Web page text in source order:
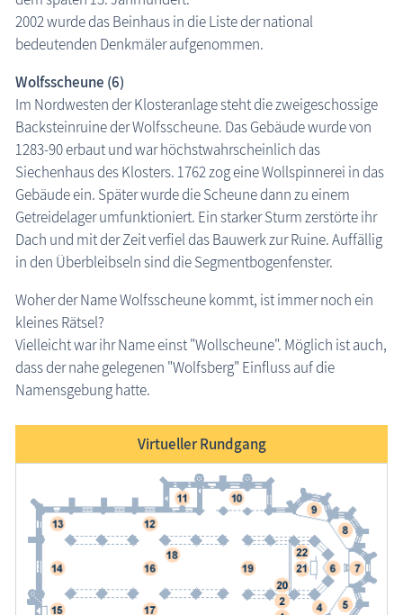
2002 wurde das Beinhaus in die Liste der national
bedeutenden Denkmäler aufgenommen.
Wolfsscheune (6)
Im Nordwesten der Klosteranlage steht die zweigeschossige
Backsteinruine der Wolfsscheune. Das Gebäude wurde von
1283-90 erbaut und war höchstwahrscheinlich das
Siechenhaus des Klosters. 1762 zog eine Wollspinnerei in das
Gebäude ein. Später wurde die Scheune dann zu einem
Getreidelager umfunktioniert. Ein starker Sturm zerstörte ihr
Dach und mit der Zeit verfiel das Bauwerk zur Ruine. Auffällig
in den Überbleibseln sind die Segmentbogenfenster.
Woher der Name Wolfsscheune kommt, ist immer noch ein
kleines Rätsel?
Vielleicht war ihr Name einst "Wollscheune". Möglich ist auch,
dass der nahe gelegenen "Wolfsberg" Einfluss auf die
Namensgebung hatte.
Virtueller Rundgang